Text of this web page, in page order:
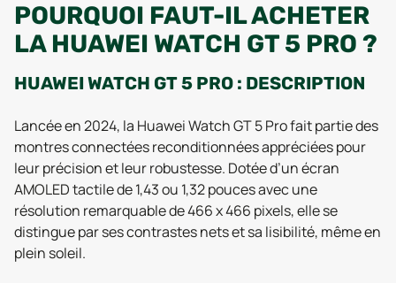
POURQUOI FAUT-IL ACHETER
LA HUAWEI WATCH GT 5 PRO ?
HUAWEI WATCH GT 5 PRO : DESCRIPTION
Lancée en 2024, la Huawei Watch GT 5 Pro fait partie des
montres connectées reconditionnées appréciées pour
leur précision et leur robustesse. Dotée d’un écran
AMOLED tactile de 1,43 ou 1,32 pouces avec une
résolution remarquable de 466 x 466 pixels, elle se
distingue par ses contrastes nets et sa lisibilité, même en
plein soleil.